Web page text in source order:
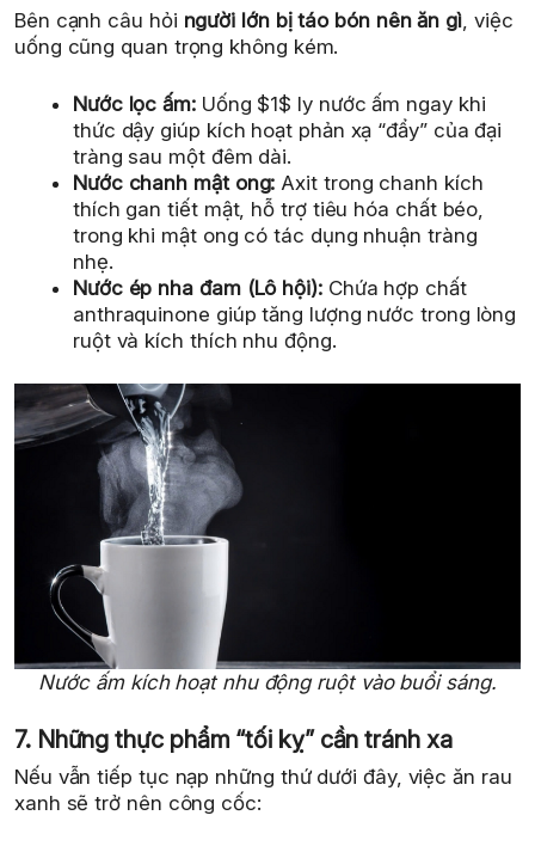
Bên cạnh câu hỏi người lớn bị táo bón nên ăn gì, việc
uống cũng quan trọng không kém.
Nước lọc ấm:Uống $1$ ly nước ấm ngay khi
thức dậy giúp kích hoạt phản xạ “đẩy” của đại
tràng sau một đêm dài.
Nước chanh mật ong: Axit trong chanh kích
thích gan tiết mật, hỗ trợ tiêu hóa chất béo,
trong khi mật ong có tác dụng nhuận tràng
nhẹ.
Nước ép nha đam (Lô hội):Chứa hợp chất
anthraquinone giúp tăng lượng nước trong lòng
ruột và kích thích nhu động.
Nước ấm kích hoạt nhu động ruột vào buổi sáng.
7. Những thực phẩm “tối kỵ” cần tránh xa
Nếu vẫn tiếp tục nạp những thứ dưới đây, việc ăn rau
xanh sẽ trở nên công cốc: